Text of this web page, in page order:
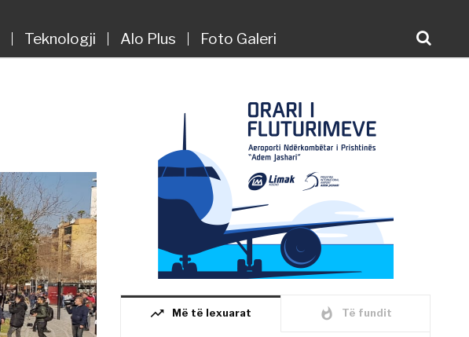
Teknologji Alo Plus Foto Galeri
trending_up Më të lexuarat whatshot Të fundit